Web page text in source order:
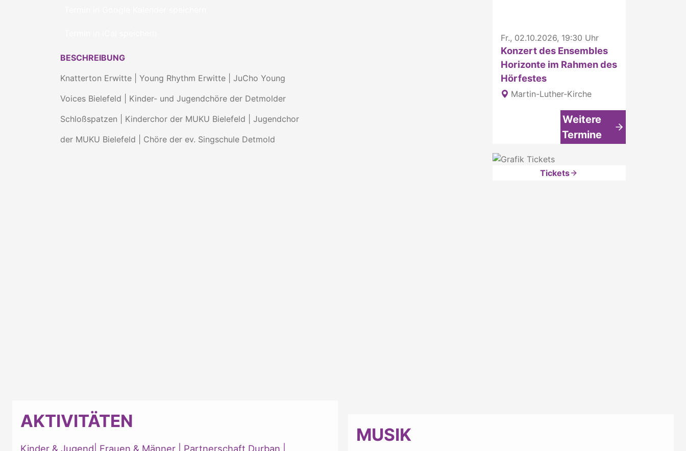
BESCHREIBUNG
Knatterton Erwitte | Young Rhythm Erwitte | JuCho Young
Voices Bielefeld | Kinder- und Jugendchöre der Detmolder
Schloßspatzen | Kinderchor der MUKU Bielefeld | Jugendchor
der MUKU Bielefeld | Chöre der ev. Singschule Detmold
Fr., 02.10.2026, 19:30 Uhr
Konzert des Ensembles
Horizonte im Rahmen des
Hörfestes
Martin-Luther-Kirche
Weitere
Termine
Tickets
AKTIVITÄTEN
Kinder & Jugend Frauen & Männer Partnerschaft Durban
MUSIK